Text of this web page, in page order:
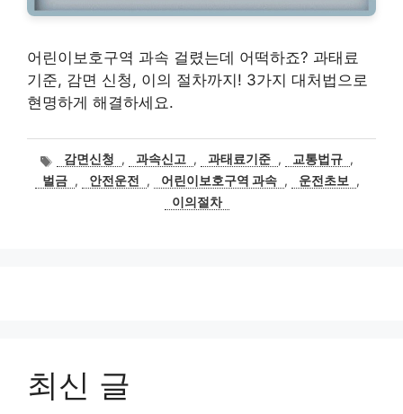
어린이보호구역 과속 걸렸는데 어떡하죠? 과태료
기준, 감면 신청, 이의 절차까지! 3가지 대처법으로
현명하게 해결하세요.
태
그
감면신청 , 과속신고 , 과태료기준 , 교통법규 ,
벌금 , 안전운전 , 어린이보호구역 과속 , 운전초보
,
이의절차
최신 글